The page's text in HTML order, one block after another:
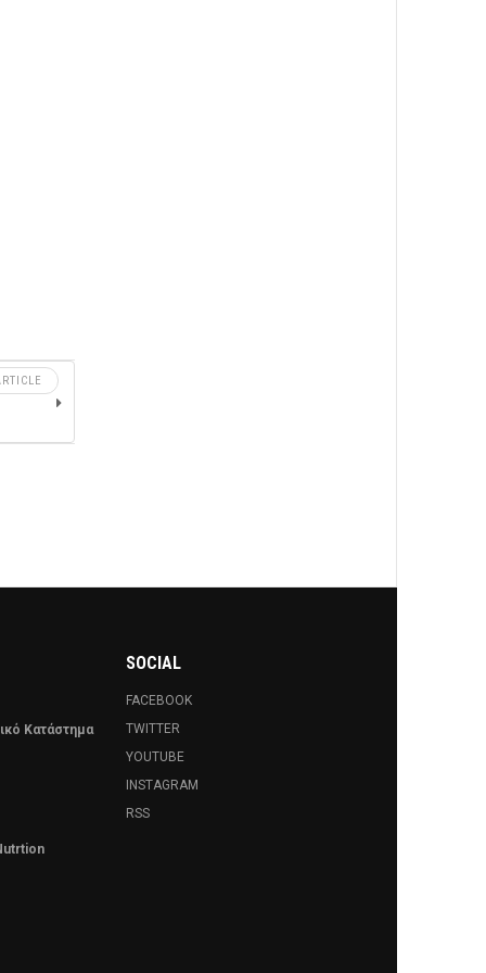
Κατάστημα
SOCIAL
FACEBOOK
TWITTER
YOUTUBE
INSTAGRAM
RSS